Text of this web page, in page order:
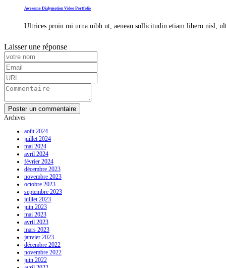
Awesome Dialymotion Video Portfolio
Ultrices proin mi urna nibh ut, aenean sollicitudin etiam libero nisl,
Laisser une réponse
Archives
août 2024
juillet 2024
mai 2024
avril 2024
février 2024
décembre 2023
novembre 2023
octobre 2023
septembre 2023
juillet 2023
juin 2023
mai 2023
avril 2023
mars 2023
janvier 2023
décembre 2022
novembre 2022
juin 2022